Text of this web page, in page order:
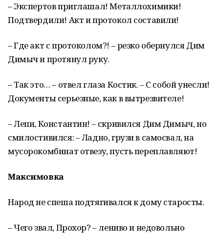
– Экспертов приглашал! Металлохимики!
Подтвердили! Акт и протокол составили!
– Где акт с протоколом?! – резко обернулся Дим
Димыч и протянул руку.
– Так это… – отвел глаза Костик. – С собой унесли!
Документы серьезные, как в вытрезвителе!
– Лепи, Константин! – скривился Дим Димыч, но
смилостивился: – Ладно, грузи в самосвал, на
мусорокомбинат отвезу, пусть переплавляют!
Максимовка
Народ не спеша подтягивался к дому старосты.
– Чего звал, Прохор? – лениво и недовольно